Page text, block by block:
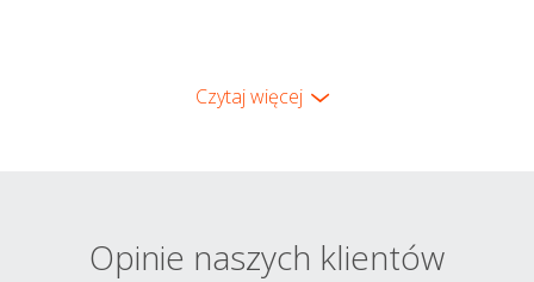
Czytaj więcej
Opinie naszych klientów